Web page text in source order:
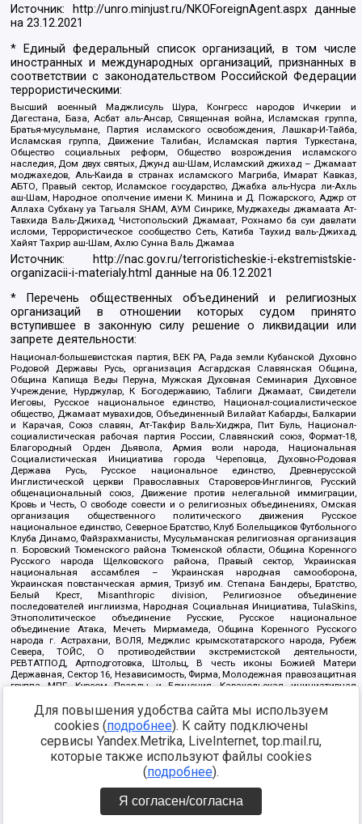
Источник: http://unro.minjust.ru/NKOForeignAgent.aspxданные
на23.12.2021
* Единый федеральный список организаций, в том числе
иностранных и международных организаций, признанных в
соответствии с законодательством Российской Федерации
террористическими:
Высший военный Маджлисуль Шура, Конгресс народов Ичкерии и
Дагестана, База, Асбат аль-Ансар, Священная война, Исламская группа,
Братья-мусульмане, Партия исламского освобождения, Лашкар-И-Тайба,
Исламская группа, Движение Талибан, Исламская партия Туркестана,
Общество социальных реформ, Общество возрождения исламского
наследия, Дом двух святых, Джунд аш-Шам, Исламский джихад – Джамаат
моджахедов, Аль-Каида в странах исламского Магриба, Имарат Кавказ,
АБТО, Правый сектор, Исламское государство, Джабха аль-Нусра ли-Ахль
аш-Шам, Народное ополчение имени К. Минина и Д. Пожарского, Аджр от
Аллаха Субхану уа Тагьаля SHAM, АУМ Синрике, Муджахеды джамаата Ат-
Тавхида Валь-Джихад, Чистопольский Джамаат, Рохнамо ба суи давлати
исломи, Террористическое сообщество Сеть, Катиба Таухид валь-Джихад,
Хайят Тахрир аш-Шам, Ахлю Сунна Валь Джамаа
Источник:
http://nac.gov.ru/terroristicheskie-i-ekstremistskie-
organizacii-i-materialy.html данные на06.12.2021
* Перечень общественных объединений и религиозных
организаций в отношении которых судом принято
вступившее в законную силу решение о ликвидации или
запрете деятельности:
Национал-большевистская партия, ВЕК РА, Рада земли Кубанской Духовно
Родовой Державы Русь, организация Асгардская Славянская Община,
Община Капища Веды Перуна, Мужская Духовная Семинария Духовное
Учреждение, Нурджулар, К Богодержавию, Таблиги Джамаат, Свидетели
Иеговы, Русское национальное единство, Национал-социалистическое
общество, Джамаат мувахидов, Объединенный Вилайат Кабарды, Балкарии
и Карачая, Союз славян, Ат-Такфир Валь-Хиджра, Пит Буль, Национал-
социалистическая рабочая партия России, Славянский союз, Формат-18,
Благородный Орден Дьявола, Армия воли народа, Национальная
Социалистическая Инициатива города Череповца, Духовно-Родовая
Держава Русь, Русское национальное единство, Древнерусской
Инглистической церкви Православных Староверов-Инглингов, Русский
общенациональный союз, Движение против нелегальной иммиграции,
Кровь и Честь, О свободе совести и о религиозных объединениях, Омская
организация общественного политического движения Русское
национальное единство, Северное Братство, Клуб Болельщиков Футбольного
Клуба Динамо, Файзрахманисты, Мусульманская религиозная организация
п. Боровский Тюменского района Тюменской области, Община Коренного
Русского народа Щелковского района, Правый сектор, Украинская
национальная ассамблея – Украинская народная самооборона,
Украинская повстанческая армия, Тризуб им. Степана Бандеры, Братство,
Белый Крест, Misanthropic division, Религиозное объединение
последователей инглиизма, Народная Социальная Инициатива, TulaSkins,
Этнополитическое объединение Русские, Русское национальное
объединение Атака, Мечеть Мирмамеда, Община Коренного Русского
народа г. Астрахани, ВОЛЯ, Меджлис крымскотатарского народа, Рубеж
Севера, ТОЙС, О противодействии экстремистской деятельности,
РЕВТАТПОД, Артподготовка, Штольц, В честь иконы Божией Матери
Державная, Сектор 16, Независимость, Фирма, Молодежная правозащитная
группа МПГ, Курсом Правды и Единения, Каракольская инициативная
Благотворительный пансионат Ак Умут, Русская республика Русь,
Арестантское уголовное единство, Башкорт, Нация и свобода, W.H.С., Фалунь
Дафа, Иртыш Ultras, Русский Патриотический клуб-Новокузнецк/РПК,
Сибирский державный союз, Фонд борьбы с коррупцией, Фонд защиты прав
граждан, Штабы Навального, Совет граждан СССР Прикубанского округа г.
Краснодара
https://minjust.gov.ru/ru/documents/7822/
Для повышения удобства сайта мы используем
cookies (подробнее). К сайту подключены
сервисы Yandex.Metrika, LiveInternet, top.mail.ru,
которые также используют файлы cookies
(подробнее).
Я согласен/согласна